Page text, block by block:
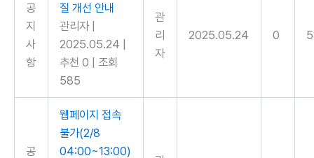
공
지
사
항
질 개선 안내
관리자
2025.05.24
추천 0
조회
585
관
리
자
2025.05.24 0
공
웹페이지 접속
불가(2/8
04:00~13:00)